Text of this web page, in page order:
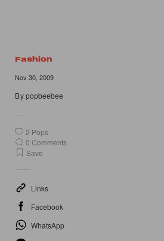
Fashion
Nov 30, 2009
Bypopbeebee
2 Pops
0 Comments
Save
Links
Facebook
WhatsApp